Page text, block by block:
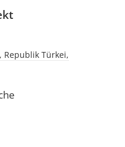
Republik Türkei,